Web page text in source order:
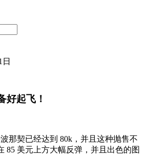
好起飞！
那契已经达到 80k，并且这种抛售不
85 美元上方大幅反弹，并且出色的图